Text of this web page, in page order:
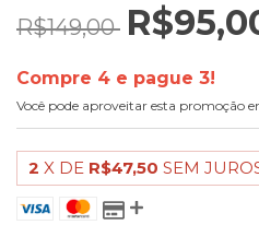
R$149,00
Compre 4 e pague 3!
Você pode aproveitar esta promoção
2 X DE R$47,50 SEM